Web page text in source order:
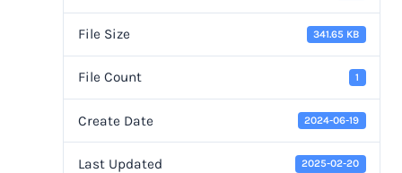
File Size 341.65 KB
File Count 1
Create Date 2024-06-19
Last Updated 2025-02-20